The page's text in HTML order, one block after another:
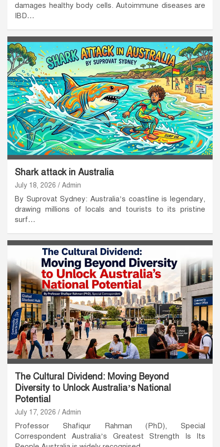
damages healthy body cells. Autoimmune diseases are
IBD…
Shark attack in Australia
July 18, 2026 Admin
By Suprovat Sydney: Australia’s coastline is legendary,
drawing millions of locals and tourists to its pristine
surf…
The Cultural Dividend: Moving Beyond
Diversity to Unlock Australia’s National
Potential
July 17, 2026 Admin
Professor Shafiqur Rahman (PhD), Special
Correspondent Australia’s Greatest Strength Is Its